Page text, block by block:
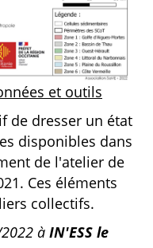
et outils
de dresser un état
disponibles dans
de l'atelier de
Ces éléments
collectifs.
à IN'ESS le